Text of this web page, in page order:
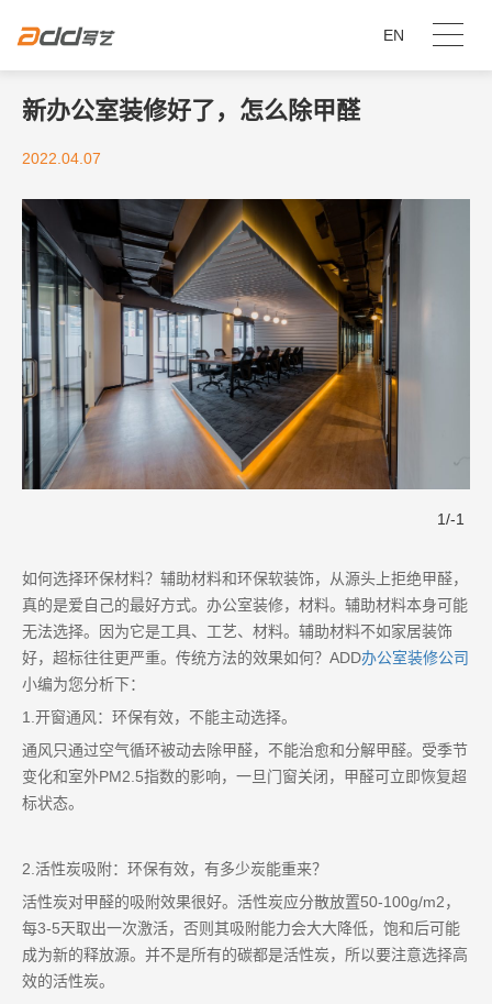
EN
新办公室装修好了，怎么除甲醛
2022.04.07
1/-1
如何选择环保材料？辅助材料和环保软装饰，从源头上拒绝甲醛，
真的是爱自己的最好方式。办公室装修，材料。辅助材料本身可能
无法选择。因为它是工具、工艺、材料。辅助材料不如家居装饰
好，超标往往更严重。传统方法的效果如何？ADD办公室装修公司
小编为您分析下：
1.开窗通风：环保有效，不能主动选择。
通风只通过空气循环被动去除甲醛，不能治愈和分解甲醛。受季节
变化和室外PM2.5指数的影响，一旦门窗关闭，甲醛可立即恢复超
标状态。
2.活性炭吸附：环保有效，有多少炭能重来？
活性炭对甲醛的吸附效果很好。活性炭应分散放置50-100g/m2，
每3-5天取出一次激活，否则其吸附能力会大大降低，饱和后可能
成为新的释放源。并不是所有的碳都是活性炭，所以要注意选择高
效的活性炭。